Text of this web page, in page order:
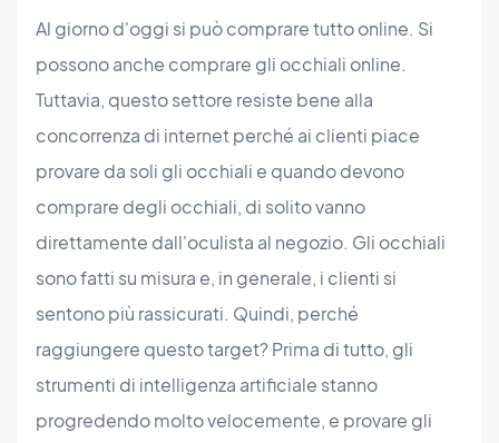
Al giorno d'oggi si può comprare tutto online. Si
possono anche comprare gli occhiali online.
Tuttavia, questo settore resiste bene alla
concorrenza di internet perché ai clienti piace
provare da soli gli occhiali e quando devono
comprare degli occhiali, di solito vanno
direttamente dall'oculista al negozio. Gli occhiali
sono fatti su misura e, in generale, i clienti si
sentono più rassicurati. Quindi, perché
raggiungere questo target? Prima di tutto, gli
strumenti di intelligenza artificiale stanno
progredendo molto velocemente, e provare gli